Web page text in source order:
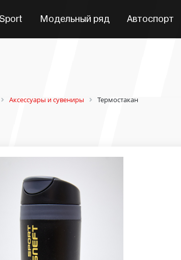
Модельный ряд Автоспорт
Аксессуары и сувениры Термостакан